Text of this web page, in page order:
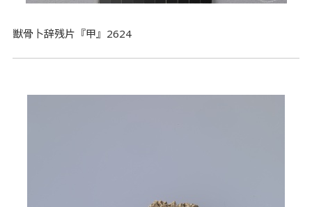
獣骨卜辞残片『甲』2624